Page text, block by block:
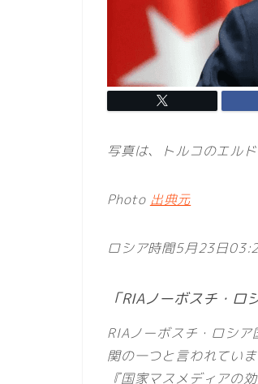
写真は、トルコのエ
Photo 出典元
ロシア時間5月23日
「RIAノーボスチ・ロ
RIAノーボスチ・ロシ
関の一つと言われてい
『国家マスメディアの